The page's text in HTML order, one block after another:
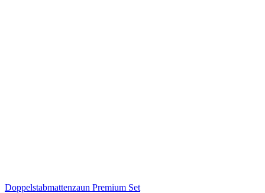
Doppelstabmattenzaun Premium Set